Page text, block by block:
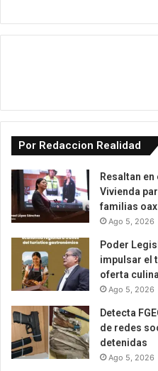
Por Redaccion Realidad
Resaltan
Vivienda
familias
Ago 5, 2026
Poder
impulsar el
oferta
Ago 5, 2026
Detecta
de redes
detenidas
Ago 5, 2026